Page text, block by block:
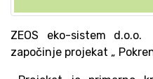
ZEOS eko-sistem
započinje projekat „